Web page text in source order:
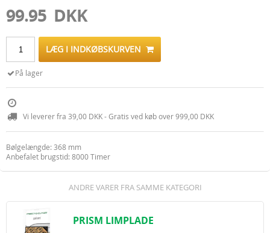
99.95 DKK
LÆG I INDKØBSKURVEN
På lager
Vi leverer fra 39,00 DKK - Gratis ved køb over 999,00 DKK
Bølgelængde: 368 mm
Anbefalet brugstid: 8000 Timer
ANDRE VARER FRA SAMME KATEGORI
PRISM LIMPLADE